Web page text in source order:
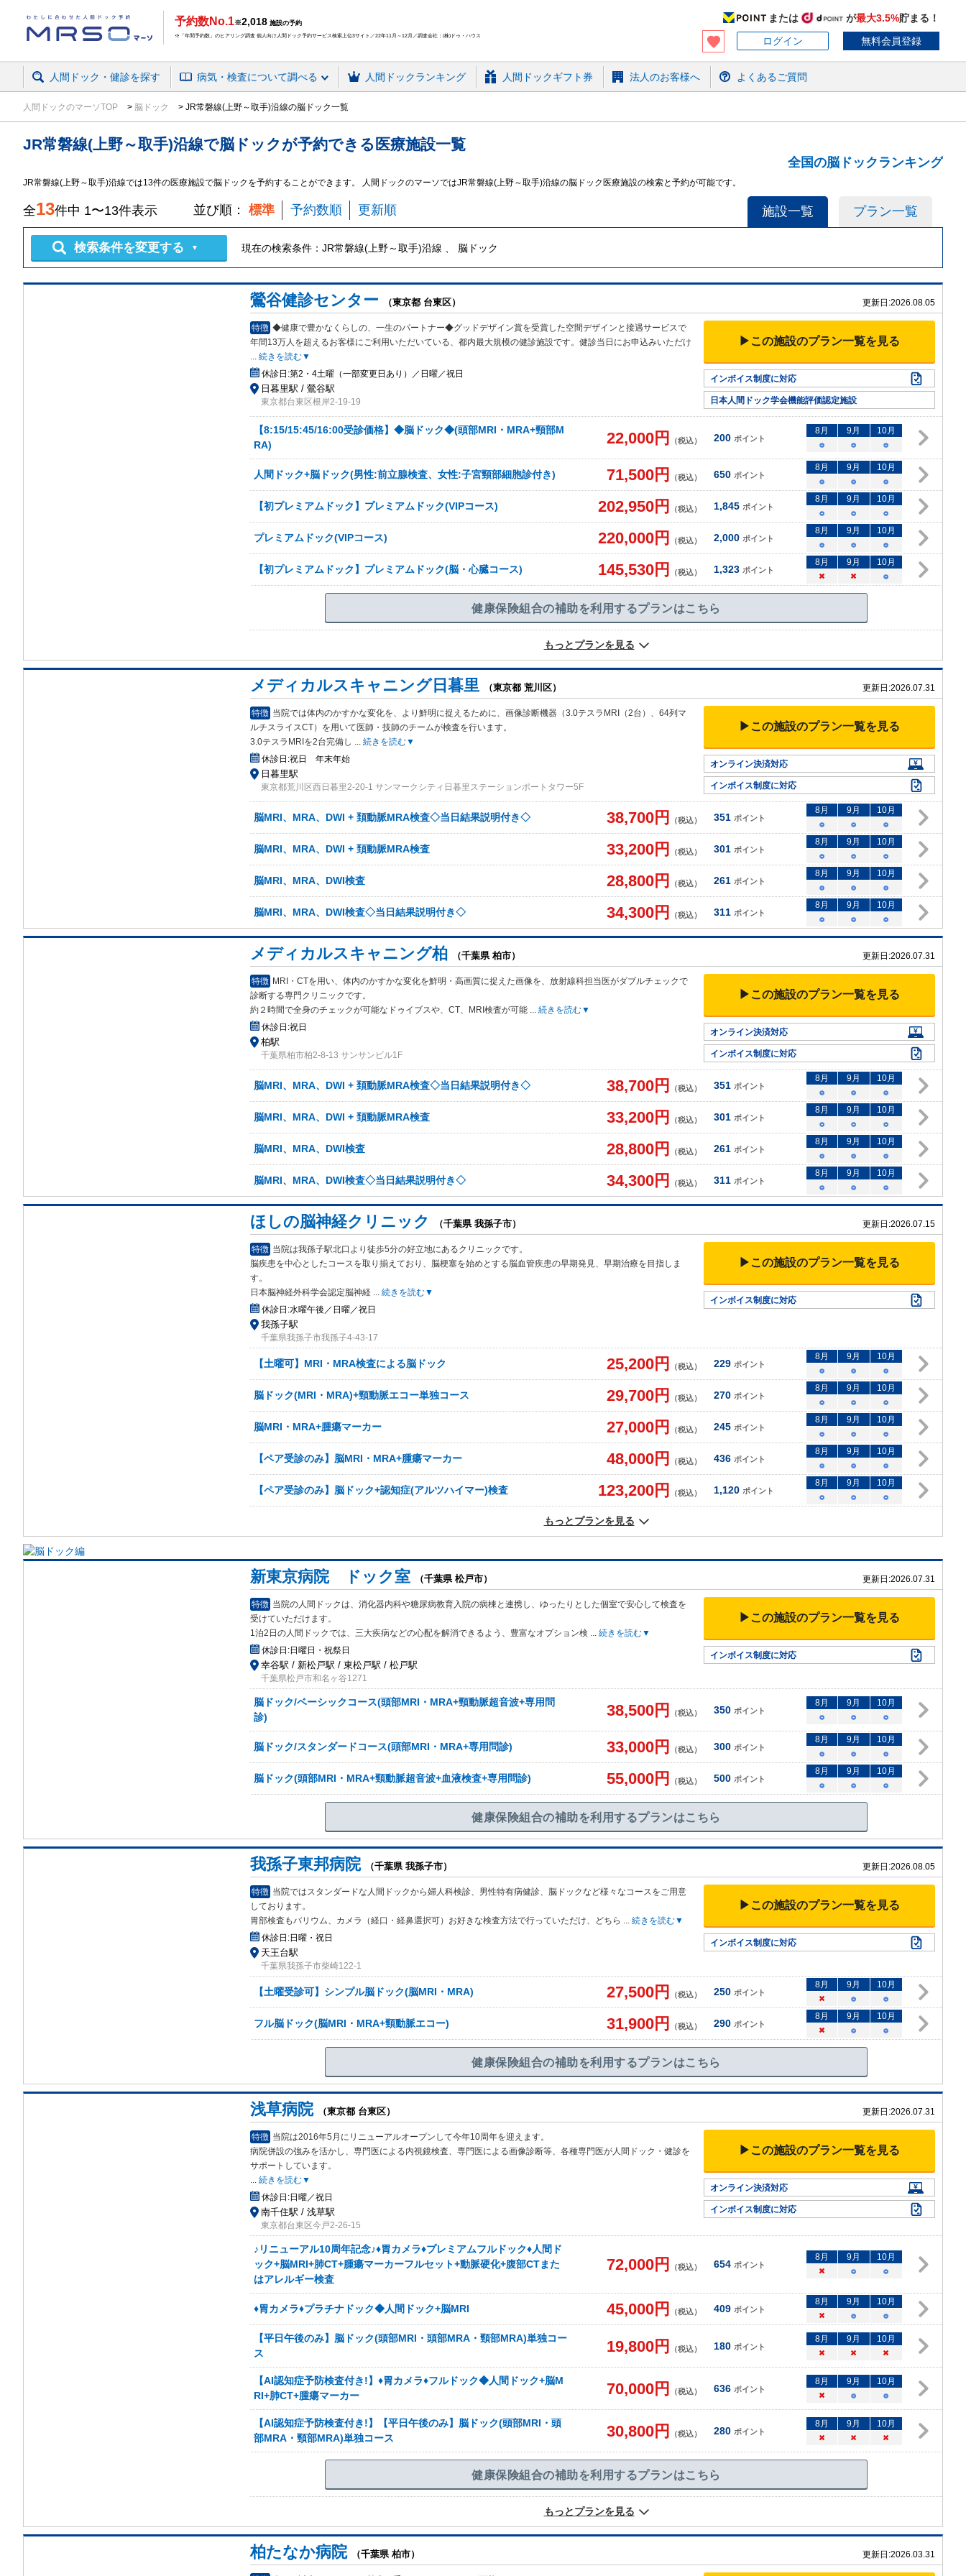
予約数No.1※2,018 施設の予約
※「年間予約数」のヒアリング調査 個人向け人間ドック予約サービス検索上位3サイト／22年11月～12月／調査会社：(株)ドゥ・ハウス
または が最大3.5%貯まる！
ログイン
無料会員登録
人間ドック・健診を探す 病気・検査について調べる 人間ドックランキング 人間ドックギフト券 法人のお客様へ よくあるご質問
人間ドックのマーソTOP 脳ドック JR常磐線(上野～取手)沿線の脳ドック一覧
JR常磐線(上野～取手)沿線で脳ドックが予約できる 医療施設一覧
全国の脳ドックランキング
JR常磐線(上野～取手)沿線では13件の医療施設で脳ドックを予約することができます。 人間ドックのマーソではJR常磐線(上野～取手)沿線の脳ドック医療施設の検索と予約が可能です。
施設一覧 プラン一覧
全13件中 1〜13件表示 並び順： 標準 予約数順 更新順
検索条件を変更する ▼ 現在の検索条件： JR常磐線(上野～取手)沿線 、 脳ドック
鶯谷健診センター （東京都 台東区） 更新日:2026.08.05
特徴 ◆健康で豊かなくらしの、一生のパートナー◆グッドデザイン賞を受賞した空間デザインと接遇サービスで
年間 13万人を超えるお客様にご利用いただいている、都内最大規模の健診施設です。健診当日にお申込みいただけ
... 続きを読む▼
休診日:第2・4土曜（一部変更日あり）／日曜／祝日
日暮里駅 / 鶯谷駅
東京都台東区根岸2-19-19
▶この施設のプラン一覧を見る
インボイス制度に対応
日本人間ドック学会機能評価認定施設
【8:15/15:45/16:00受診価格】◆脳ドック◆(頭部MRI・MRA+頸部M
RA)
22,000円 （税込） 200 ポイント
8月 9月 10月
○
○ ○
人間ドック+脳ドック(男性:前立腺検査、女性:子宮頸部細胞診付き) 71,500円 （税込） 650 ポイント
8月 9月 10月
○
○ ○
【初プレミアムドック】プレミアムドック(VIPコース) 202,950円 （税込） 1,845 ポイント
8月 9月 10月
○
○ ○
プレミアムドック(VIPコース) 220,000円 （税込） 2,000 ポイント
8月 9月 10月
○
○ ○
【初プレミアムドック】プレミアムドック(脳・心臓コース) 145,530円 （税込） 1,323 ポイント
8月 9月 10月
×
× ○
健康保険組合の補助を利用するプランはこちら
もっとプランを見る
メディカルスキャニング日暮里 （東京都 荒川区） 更新日:2026.07.31
特徴 当院では体内のかすかな変化を、より鮮明に捉えるために、画像診断機器（3.0テスラMRI（2台）、64列マ
ルチスライスCT）を用いて医師・技師のチームが検査を行います。
3.0テスラMRIを2台完備し ... 続きを読む▼
休診日:祝日 年末年始
日暮里駅
東京都荒川区西日暮里2-20-1 サンマークシティ日暮里ステーションポートタワー5F
▶この施設のプラン一覧を見る
オンライン決済対応
インボイス制度に対応
脳MRI、MRA、DWI + 頚動脈MRA検査◇当日結果説明付き◇ 38,700円 （税込） 351 ポイント
8月 9月 10月
○
○ ○
脳MRI、MRA、DWI + 頚動脈MRA検査 33,200円 （税込） 301 ポイント
8月 9月 10月
○
○ ○
脳MRI、MRA、DWI検査 28,800円 （税込） 261 ポイント
8月 9月 10月
○
○ ○
脳MRI、MRA、DWI検査◇当日結果説明付き◇ 34,300円 （税込） 311 ポイント
8月 9月 10月
○
○ ○
メディカルスキャニング柏 （千葉県 柏市） 更新日:2026.07.31
特徴 MRI・CTを用い、体内のかすかな変化を鮮明・高画質に捉えた画像を、放射線科担当医がダブルチェックで
診断する専門クリニックです。
約２時間で全身のチェックが可能なドゥイブスや、CT、MRI検査が可能 ... 続きを読む▼
休診日:祝日
柏駅
千葉県柏市柏2-8-13 サンサンビル1F
▶この施設のプラン一覧を見る
オンライン決済対応
インボイス制度に対応
脳MRI、MRA、DWI + 頚動脈MRA検査◇当日結果説明付き◇ 38,700円 （税込） 351 ポイント
8月 9月 10月
○
○ ○
脳MRI、MRA、DWI + 頚動脈MRA検査 33,200円 （税込） 301 ポイント
8月 9月 10月
○
○ ○
脳MRI、MRA、DWI検査 28,800円 （税込） 261 ポイント
8月 9月 10月
○
○ ○
脳MRI、MRA、DWI検査◇当日結果説明付き◇ 34,300円 （税込） 311 ポイント
8月 9月 10月
○
○ ○
ほしの脳神経クリニック （千葉県 我孫子市） 更新日:2026.07.15
特徴 当院は我孫子駅北口より徒歩5分の好立地にあるクリニックです。
脳疾患を中心としたコースを取り揃えており、脳梗塞を始めとする脳血管疾患の早期発見、早期治療を目指しま
す。
日本脳神経外科学会認定脳神経 ... 続きを読む▼
休診日:水曜午後／日曜／祝日
我孫子駅
千葉県我孫子市我孫子4-43-17
▶この施設のプラン一覧を見る
インボイス制度に対応
【土曜可】MRI・MRA検査による脳ドック 25,200円 （税込） 229 ポイント
8月 9月 10月
○
○ ○
脳ドック(MRI・MRA)+頸動脈エコー単独コース 29,700円 （税込） 270 ポイント
8月 9月 10月
○
○ ○
脳MRI・MRA+腫瘍マーカー 27,000円 （税込） 245 ポイント
8月 9月 10月
○
○ ○
【ペア受診のみ】脳MRI・MRA+腫瘍マーカー 48,000円 （税込） 436 ポイント
8月 9月 10月
○
○ ○
【ペア受診のみ】脳ドック+認知症(アルツハイマー)検査 123,200円 （税込） 1,120 ポイント
8月 9月 10月
○
○ ○
もっとプランを見る
新東京病院 ドック室 （千葉県 松戸市） 更新日:2026.07.31
特徴 当院の人間ドックは、消化器内科や糖尿病教育入院の病棟と連携し、ゆったりとした個室で安心して検査を
受けていただけます。
1泊2日の人間ドックでは、三大疾病などの心配を解消できるよう、豊富なオプション検 ... 続きを読む▼
休診日:日曜日・祝祭日
幸谷駅 / 新松戸駅 / 東松戸駅 / 松戸駅
千葉県松戸市和名ヶ谷1271
▶この施設のプラン一覧を見る
インボイス制度に対応
脳ドック/ベーシックコース(頭部MRI・MRA+頸動脈超音波+専用問
診)
38,500円 （税込） 350 ポイント
8月 9月 10月
○
○ ○
脳ドック/スタンダードコース(頭部MRI・MRA+専用問診) 33,000円 （税込） 300 ポイント
8月 9月 10月
○
○ ○
脳ドック(頭部MRI・MRA+頸動脈超音波+血液検査+専用問診) 55,000円 （税込） 500 ポイント
8月 9月 10月
○
○ ○
健康保険組合の補助を利用するプランはこちら
我孫子東邦病院 （千葉県 我孫子市） 更新日:2026.08.05
特徴 当院ではスタンダードな人間ドックから婦人科検診、男性特有病健診、脳ドックなど様々なコースをご用意
しております。
胃部検査もバリウム、カメラ（経口・経鼻選択可）お好きな検査方法で行っていただけ、どちら ... 続きを読む▼
休診日:日曜・祝日
天王台駅
千葉県我孫子市柴崎122-1
▶この施設のプラン一覧を見る
インボイス制度に対応
【土曜受診可】シンプル脳ドック(脳MRI・MRA) 27,500円 （税込） 250 ポイント
8月 9月 10月
×
○ ○
フル脳ドック(脳MRI・MRA+頸動脈エコー) 31,900円 （税込） 290 ポイント
8月 9月 10月
×
○ ○
健康保険組合の補助を利用するプランはこちら
浅草病院 （東京都 台東区） 更新日:2026.07.31
特徴 当院は2016年5月にリニューアルオープンして今年10周年を迎えます。
病院併設の強みを活かし、専門医による内視鏡検査、専門医による画像診断等、各種専門医が人間ドック・健診を
サポートしています。
... 続きを読む▼
休診日:日曜／祝日
南千住駅 / 浅草駅
東京都台東区今戸2-26-15
▶この施設のプラン一覧を見る
オンライン決済対応
インボイス制度に対応
♪リニューアル10周年記念♪♦胃カメラ♦プレミアムフルドック♦人間ド
ック+脳MRI+肺CT+腫瘍マーカーフルセット+動脈硬化+腹部CTまた
はアレルギー検査
72,000円 （税込） 654 ポイント
8月 9月 10月
×
○ ○
♦胃カメラ♦プラチナドック◆人間ドック+脳MRI 45,000円 （税込） 409 ポイント
8月 9月 10月
×
○ ○
【平日午後のみ】脳ドック(頭部MRI・頭部MRA・頸部MRA)単独コー
ス
19,800円 （税込） 180 ポイント
8月 9月 10月
×
× ×
【AI認知症予防検査付き!】♦胃カメラ♦フルドック◆人間ドック+脳M
RI+肺CT+腫瘍マーカー
70,000円 （税込） 636 ポイント
8月 9月 10月
×
○ ○
【AI認知症予防検査付き!】【平日午後のみ】脳ドック(頭部MRI・頭
部MRA・頸部MRA)単独コース
30,800円 （税込） 280 ポイント
8月 9月 10月
×
× ×
健康保険組合の補助を利用するプランはこちら
もっとプランを見る
柏たなか病院 （千葉県 柏市） 更新日:2026.03.31